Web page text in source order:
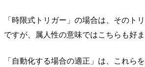
「時限式トリガー」の場合は、その
ですが、属人性の意味ではこちらも好
「自動化する場合の適正」は、これら